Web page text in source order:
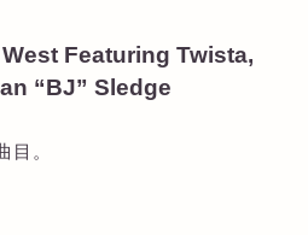
Featuring Twista,
“BJ” Sledge
目。